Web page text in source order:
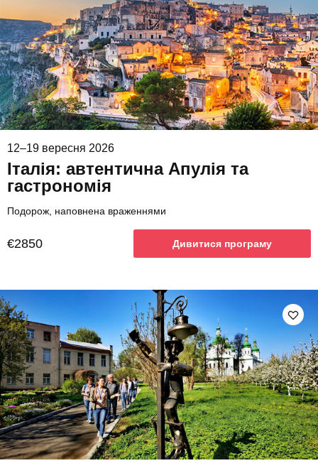
12–19 вересня 2026
Італія: автентична Апулія та
гастрономія
Подорож, наповнена враженнями
€2850 Дивитися програму